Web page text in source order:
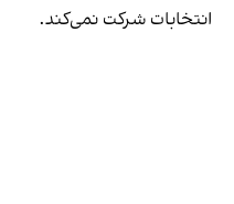
انتخابات شرکت نمی‌کند.